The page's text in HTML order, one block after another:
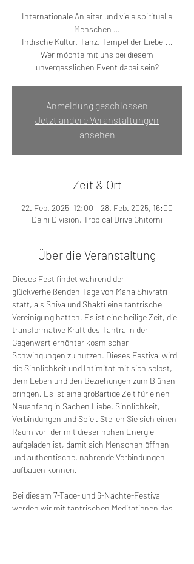
Internationale Anleiter und viele spirituelle
Menschen …
Indische Kultur, Tanz, Tempel der Liebe,...
Wer möchte mit uns bei diesem
unvergesslichen Event dabei sein?
Anmeldung geschlossen
Jetzt andere Veranstaltungen
ansehen
Zeit & Ort
22. Feb. 2025, 12:00 – 28. Feb. 2025, 16:00
Delhi Division, Tropical Drive Ghitorni
Über die Veranstaltung
Dieses Fest findet während der
glückverheißenden Tage von Maha Shivratri
statt, als Shiva und Shakti eine tantrische
Vereinigung hatten. Es ist eine heilige Zeit, die
transformative Kraft des Tantra in der
Gegenwart erhöhter kosmischer
Schwingungen zu nutzen. Dieses Festival wird
die Sinnlichkeit und Intimität mit sich selbst,
dem Leben und den Beziehungen zum Blühen
bringen. Es ist eine großartige Zeit für einen
Neuanfang in Sachen Liebe, Sinnlichkeit,
Verbindungen und Spiel. Stellen Sie sich einen
Raum vor, der mit dieser hohen Energie
aufgeladen ist, damit sich Menschen öffnen
und authentische, nährende Verbindungen
aufbauen können.
Bei diesem 7-Tage- und 6-Nächte-Festival
werden wir mit tantrischen Meditationen das